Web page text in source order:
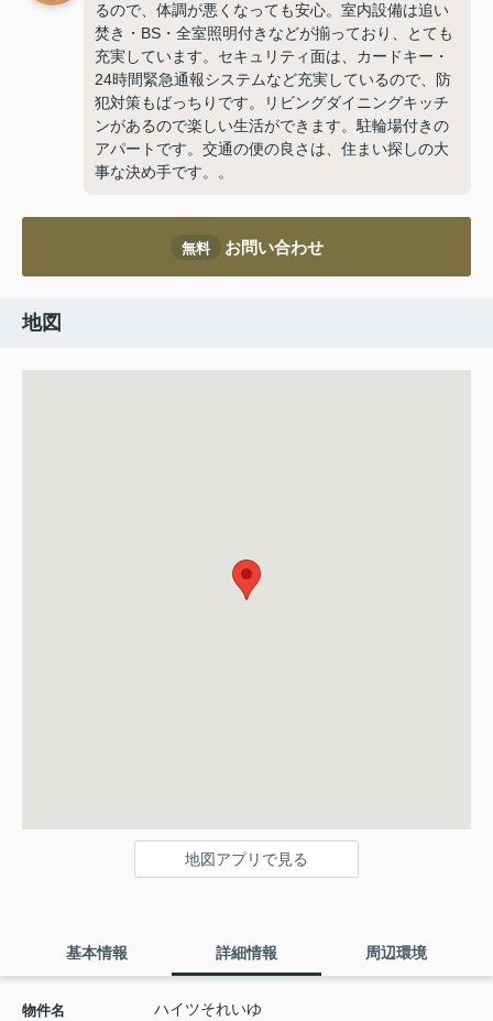
るので、体調が悪くなっても安心。室内設備は追い
焚き・BS・全室照明付きなどが揃っており、とても
充実しています。セキュリティ面は、カードキー・
24時間緊急通報システムなど充実しているので、防
犯対策もばっちりです。リビングダイニングキッチ
ンがあるので楽しい生活ができます。駐輪場付きの
アパートです。交通の便の良さは、住まい探しの大
事な決め手です。。
無料 お問い合わせ
地図
地図アプリで見る
基本情報 詳細情報 周辺環境
物件名 ハイツそれいゆ